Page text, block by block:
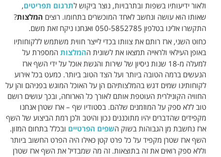
ולאור ידיעותיו בשפות ובתרבויות, נוצר ביקוש לתרגום תפריטים,
שאותו הוא עושה ונחשב לאחד המוכשרים בתחומו. רוצים המלצות?
התקשרו אלינו בטלפון 050-5852785 ואנחנו ניקח זאת משם.
כחוט השני, ארז רותם את צוותו בכדי לייצר חווית משתמש ללקוחותיו
באופן העילאי ולראייה תמצאו את לשונית ההמלצות המספרת על
למעלה מ-18 שנות ניסיון של שירות והגשת אוכל על ידי השף ארז
הנעשים ברמה הטובה ביותר ועל הצד הטוב ביותר. כמעט בכל אירוע
לקוחותינו שמים דגש בהמלצותיהם הן על האוכל המוגש בפניהם והן על
החוויה הקונילרית העוטפת אותם לאורך כל הארוחה, ובכך עושים רושם
טוב ללא ספק על המוזמנים שלהם. בסטודיו שף – ארז שטרן אנחנו
מקפידים שהדברים יהיו מתוכננים נכון והיטב ולכן רמת הביצוע של השף
ארז נחשבת מן הגבוהות בשוק השפים הפרטיים ובכלל בתחום המזון.
השף ארז שטרן מקפיד על כל פרט קטן כאילו היה הפרט החשוב ביותר
וללא ספק רואים את זה בתוצאות. זה מה שמבדיל את השף ארז שטרן